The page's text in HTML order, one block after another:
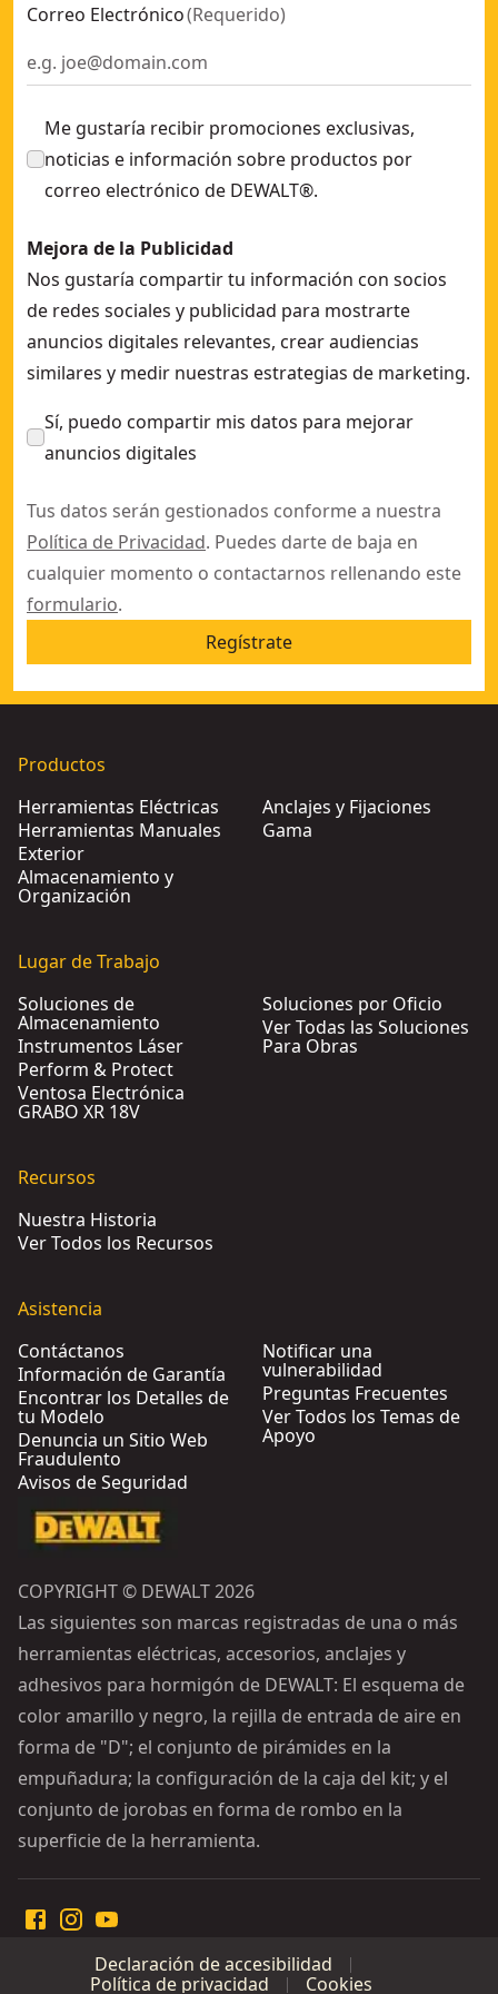
Correo Electrónico(Requerido)
Me gustaría recibir promociones exclusivas,
noticias e información sobre productos por
correo electrónico de DEWALT®.
Mejora de la Publicidad
Nos gustaría compartir tu información con socios
de redes sociales y publicidad para mostrarte
anuncios digitales relevantes, crear audiencias
similares y medir nuestras estrategias de marketing.
Sí, puedo compartir mis datos para mejorar
anuncios digitales
Tus datos serán gestionados conforme a nuestra
Política de Privacidad. Puedes darte de baja en
cualquier momento o contactarnos rellenando este
formulario.
Regístrate
Productos
Herramientas Eléctricas
Herramientas Manuales
Exterior
Almacenamiento y
Organización
Anclajes y Fijaciones
Gama
Lugar de Trabajo
Soluciones de
Almacenamiento
Instrumentos Láser
Perform & Protect
Ventosa Electrónica
GRABO XR 18V
Soluciones por Oficio
Ver Todas las Soluciones
Para Obras
Recursos
Nuestra Historia
Ver Todos los Recursos
Asistencia
Contáctanos
Información de Garantía
Encontrar los Detalles de
tu Modelo
Denuncia un Sitio Web
Fraudulento
Avisos de Seguridad
Notificar una
vulnerabilidad
Preguntas Frecuentes
Ver Todos los Temas de
Apoyo
COPYRIGHT © DEWALT 2026
Las siguientes son marcas registradas de una o más
herramientas eléctricas, accesorios, anclajes y
adhesivos para hormigón de DEWALT: El esquema de
color amarillo y negro, la rejilla de entrada de aire en
forma de "D"; el conjunto de pirámides en la
empuñadura; la configuración de la caja del kit; y el
conjunto de jorobas en forma de rombo en la
superficie de la herramienta.
Declaración de accesibilidad
Política de privacidad
Cookies